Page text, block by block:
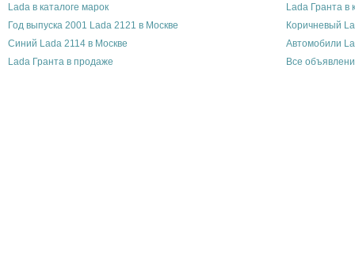
Lada в каталоге марок
Lada Гранта в
Год выпуска 2001 Lada 2121 в Москве
Коричневый
Синий Lada 2114 в Москве
Автомобили
Lada Гранта в продаже
Все